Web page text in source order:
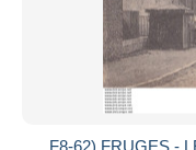
Vendidos
Duration
Todas las
F8-62) FRUGES -